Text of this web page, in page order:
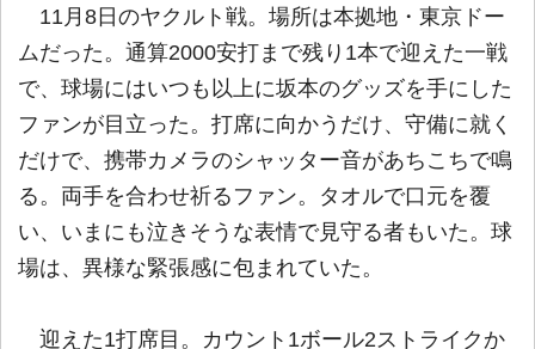
11月8日のヤクルト戦。場所は本拠地・東京ドー
ムだった。通算2000安打まで残り1本で迎えた一戦
で、球場にはいつも以上に坂本のグッズを手にした
ファンが目立った。打席に向かうだけ、守備に就く
だけで、携帯カメラのシャッター音があちこちで鳴
る。両手を合わせ祈るファン。タオルで口元を覆
い、いまにも泣きそうな表情で見守る者もいた。球
場は、異様な緊張感に包まれていた。
迎えた1打席目。カウント1ボール2ストライクか